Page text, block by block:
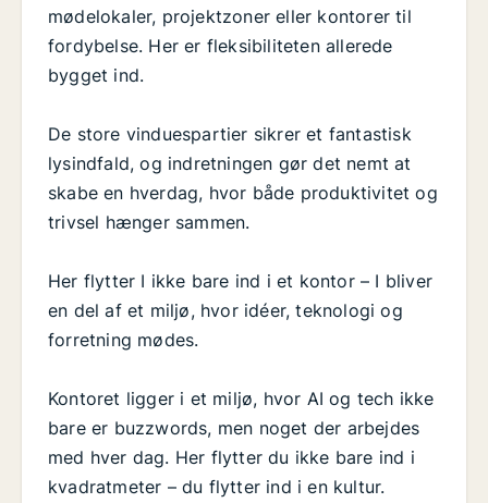
mødelokaler, projektzoner eller kontorer til
fordybelse. Her er fleksibiliteten allerede
bygget ind.
De store vinduespartier sikrer et fantastisk
lysindfald, og indretningen gør det nemt at
skabe en hverdag, hvor både produktivitet og
trivsel hænger sammen.
Her flytter I ikke bare ind i et kontor – I bliver
en del af et miljø, hvor idéer, teknologi og
forretning mødes.
Kontoret ligger i et miljø, hvor AI og tech ikke
bare er buzzwords, men noget der arbejdes
med hver dag. Her flytter du ikke bare ind i
kvadratmeter – du flytter ind i en kultur.